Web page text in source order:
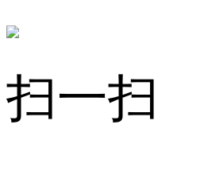
扫一扫